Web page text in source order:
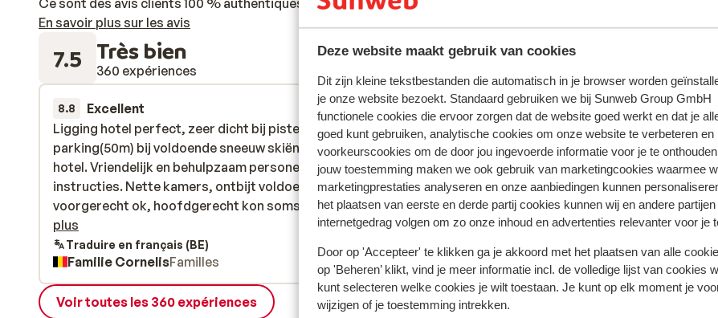
Deze website maakt gebruik van cookies
Dit zijn kleine tekstbestanden die automatisch in je browser worden
je onze website bezoekt. Standaard gebruiken we bij Sunweb Group GmbH
functionele cookies die ervoor zorgen dat de website goed werkt en dat je
goed kunt gebruiken, analytische cookies om onze website te verbeteren en
voorkeurscookies om de door jou ingevoerde informatie voor je te
jouw toestemming maken we ook gebruik van marketingcookies waarmee
marketingprestaties analyseren en onze aanbiedingen kunnen
het plaatsen van eerste en derde partij cookies kunnen wij en andere partijen
internetgedrag volgen om zo onze inhoud en advertenties relevanter voor je
Door op 'Accepteer' te klikken ga je akkoord met het plaatsen van alle
op 'Beheren’ klikt, vind je meer informatie incl. de volledige lijst van cookies
kunt selecteren welke cookies je wilt toestaan. Je kunt op elk moment je
wijzigen of je toestemming intrekken.
Ce sont des avis clients 100 % authentiques qui reflètent fidèlement leur expérience avec notre produit.
En savoir plus sur les avis
7.5 Très bien
360 expériences Réservé le plus
8.8 Excellent
6 avr. 2026
Ligging hotel perfect, zeer dicht bij piste en
parking(50m) bij voldoende sneeuw skiën tot aan het
hotel. Vriendelijk en behulpzaam personeel, duidelijke
instructies. Nette kamers, ontbijt voldoende keuze,
voorgerecht ok, hoofdgerecht kon soms iets beter,
lekkere desserts (porties voldoende).
Skiruimte(materiaal kastje )kon beter ingedeeld
worden, verouderd en klein.( 1 kastje voor 2 of 3
personen...) maar prijs/kwaliteit al bij al ok!
Ligging hotel perfect, zeer dicht bij piste en
parking(50m) bij voldoende sneeuw skiën tot aan het
hotel. Vriendelijk en behulpzaam personeel, duidelijke
instructies. Nette kamers, ontbijt voldoende keuze,
voorgerecht ok, hoofdgerecht kon soms iets beter,...
plus
Traduire en français (BE)
Familie CornelisFamilles
6 avr.
Zeer fijne en ruime kamers, super dicht gelegen aan
skipiste. Het eten was ook altijd in orde, zeker het
avondeten met 3 gangen. Vriendelijk personeel!
Zeer fijne en ruime kamers, super dicht gelegen aan
skipiste. Het eten was ook altijd in orde, zeker het
avondeten met 3 gangen. Vriendelijk personeel!
Traduire en français (BE)
AukelienGroupes
Voir toutes les 360 expériences